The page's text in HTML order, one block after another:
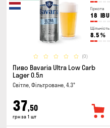
Гіркота
18 IBU
Щільність
8.5 %
(0)
Пиво Bavaria Ultra Low Carb
Lager 0.5л
Світле, Фільтроване, 4.3°
37,50
грн за 1 шт